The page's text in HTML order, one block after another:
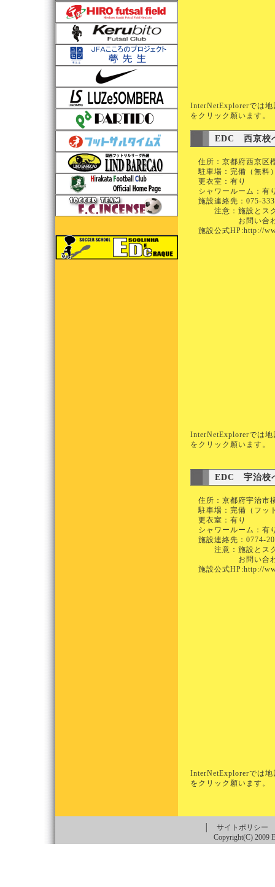
InterNetExplorerでは
をクリック願います
EDC 西京校
住所：京都府西京区
駐車場：完備（無料
更衣室：有り
シャワールーム：有
施設連絡先：075-
注意：施設とスクー
お問い合わせは必
施設公式HP:http://
InterNetExplorerでは
をクリック願います
EDC 宇治校
住所：京都府宇治市
駐車場：完備（フッ
更衣室：有り
シャワールーム：有
施設連絡先：0774-
注意：施設とスクー
お問い合わせは必
施設公式HP:http://
InterNetExplorerでは
をクリック願います。
サイトポリシー
Copyright(C) 2009